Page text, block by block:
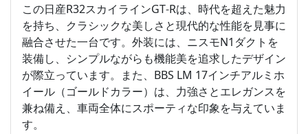
この日産R32スカイラインGT-Rは、時代を超えた魅力
を持ち、クラシックな美しさと現代的な性能を見事に
融合させた一台です。外装には、ニスモN1ダクトを
装備し、シンプルながらも機能美を追求したデザイン
が際立っています。また、BBS LM 17インチアルミホ
イール（ゴールドカラー）は、力強さとエレガンスを
兼ね備え、車両全体にスポーティな印象を与えていま
す。